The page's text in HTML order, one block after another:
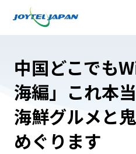
料金プラン
プラン/商品
中国どこでも
海編」これ本
海鮮グルメと
めぐります